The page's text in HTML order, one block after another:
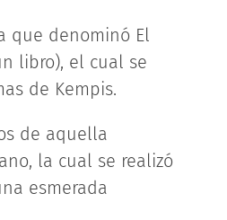
que denominó El
libro), el cual se
de Kempis.
de aquella
la cual se realizó
esmerada